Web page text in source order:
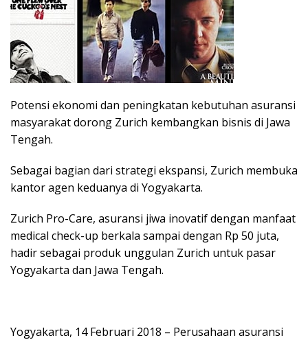
Potensi ekonomi dan peningkatan kebutuhan asuransi
masyarakat dorong Zurich kembangkan bisnis di Jawa
Tengah.
Sebagai bagian dari strategi ekspansi, Zurich membuka
kantor agen keduanya di Yogyakarta.
Zurich Pro-Care, asuransi jiwa inovatif dengan manfaat
medical check-up berkala sampai dengan Rp 50 juta,
hadir sebagai produk unggulan Zurich untuk pasar
Yogyakarta dan Jawa Tengah.
Yogyakarta, 14 Februari 2018 – Perusahaan asuransi